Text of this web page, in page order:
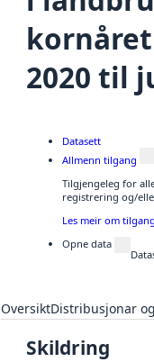
2020 til
Datasett
Allmenn tilgang
Tilgjengeleg for
registrering og/
Les meir om
Opne data
OversiktDistribusjonar
Skildring